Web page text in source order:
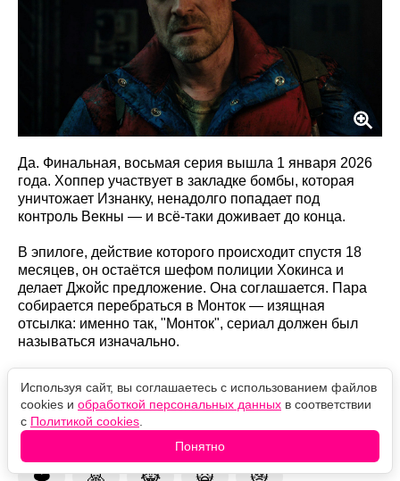
Да. Финальная, восьмая серия вышла 1 января 2026
года. Хоппер участвует в закладке бомбы, которая
уничтожает Изнанку, ненадолго попадает под
контроль Векны — и всё-таки доживает до конца.
В эпилоге, действие которого происходит спустя 18
месяцев, он остаётся шефом полиции Хокинса и
делает Джойс предложение. Она соглашается. Пара
собирается перебраться в Монток — изящная
отсылка: именно так, "Монток", сериал должен был
называться изначально.
оба раза преждевременно.
Оцените новость
❤️ 🙏 😹 🙀 😿
Используя сайт, вы соглашаетесь с использованием файлов
cookies и обработкой персональных данных в соответствии
с Политикой cookies
Понятно